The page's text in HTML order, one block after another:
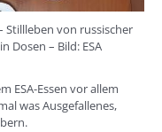
Stillleben von russischer
Dosen – Bild: ESA
ESA-Essen vor allem
was Ausgefallenes,